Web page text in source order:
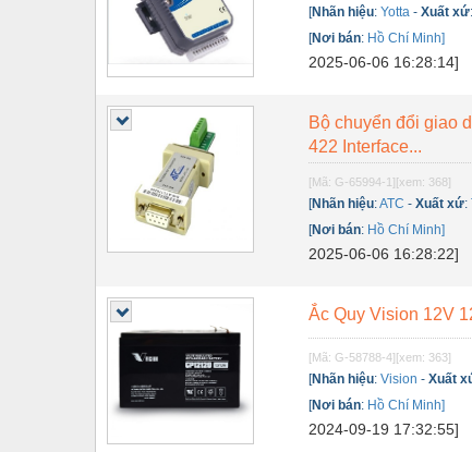
Thiết bị nhiệt
Thiêt bị PCCC
Thiết bị văn phòng
Thiết bị viễn thông
Thủy lực-Thiết bị
Van - Co các loại
Vật liệu mài mòn
Vật liệu xây dựng
Vòng bi - Bạc đạn
[Nhãn hiệu:Yotta -Xuất xứ
[Nơi bán: Hồ Chí Minh]
2025-06-06 16:28:14]
Bộ chuyển đổi giao
422 Interface...
[Mã: G-65994-1][xem: 368]
[Nhãn hiệu:ATC -Xuất xứ:
[Nơi bán: Hồ Chí Minh]
2025-06-06 16:28:22]
Ắc Quy Vision 12V
[Mã: G-58788-4][xem: 363]
[Nhãn hiệu:Vision -Xuất
[Nơi bán: Hồ Chí Minh]
2024-09-19 17:32:55]